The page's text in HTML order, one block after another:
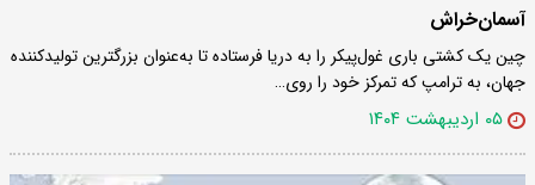
آسمان‌خراش
چین یک کشتی باری غول‌پیکر را به دریا فرستاده تا به‌عنوان بزرگترین تولیدکننده
جهان، به ترامپ که تمرکز خود را روی…
۰۵ اردیبهشت ۱۴۰۴